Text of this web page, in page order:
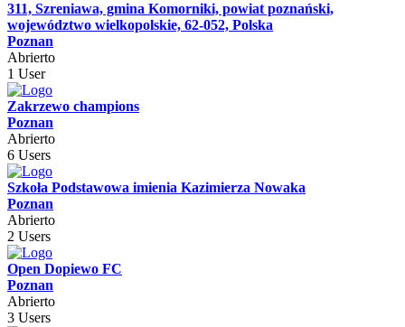
311, Szreniawa, gmina Komorniki, powiat poznański,
województwo wielkopolskie, 62-052, Polska
Poznan
Abrierto
1 User
Zakrzewo champions
Poznan
Abrierto
6 Users
Szkoła Podstawowa imienia Kazimierza Nowaka
Poznan
Abrierto
2 Users
Open Dopiewo FC
Poznan
Abrierto
3 Users